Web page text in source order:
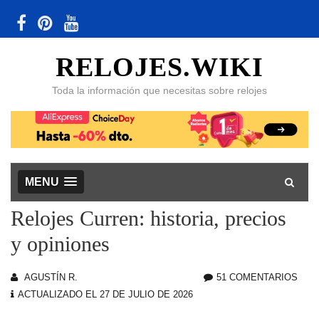
RELOJES.WIKI
Toda la información que necesitas sobre relojes
MENU
Relojes Curren: historia, precios
y opiniones
AGUSTÍN R. 51 COMENTARIOS
ACTUALIZADO EL 27 DE JULIO DE 2026